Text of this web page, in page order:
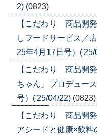
2) (0823)
【こだわり 商品開
しフードサービス／
25年4月17日号）('25/
【こだわり 商品開
ちゃん」プロデュー
号）('25/04/22) (0823)
【こだわり 商品開
アシードと健康×飲料